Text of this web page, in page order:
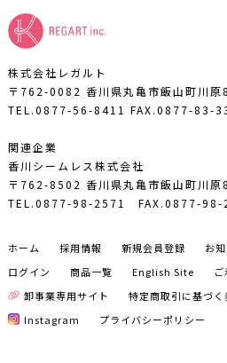
株式会社レガルト
〒762-0082 香川県丸亀市飯山町川原
TEL.0877-56-8411 FAX.0877-83-
関連企業
香川シームレス株式会社
〒762-8502 香川県丸亀市飯山町川原
TEL.0877-98-2571
FAX.0877-98-
ホーム 採用情報 新規会員登録 お
ログイン
商品一覧 English Site
卸事業専用サイト
特定商取引に基づく
Instagram
プライバシーポリシー